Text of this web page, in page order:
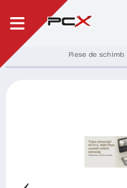
Piese de